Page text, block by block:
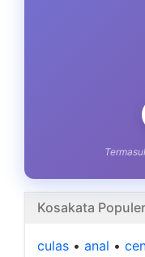
Kosakata Populer
culas • anal •